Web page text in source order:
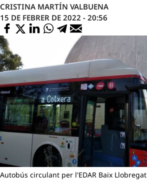
CRISTINA MARTÍN VALBUENA
15 DE FEBRER DE 2022 - 20:56
Autobús circulant per l'EDAR Baix Llobregat